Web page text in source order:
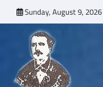
to
content
Sunday, August 9, 2026